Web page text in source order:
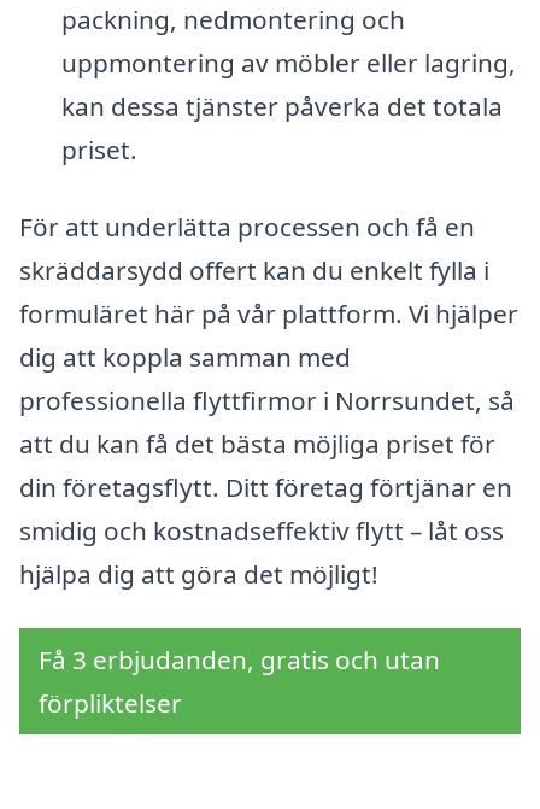
packning, nedmontering och
uppmontering av möbler eller lagring,
kan dessa tjänster påverka det totala
priset.
För att underlätta processen och få en
skräddarsydd offert kan du enkelt fylla i
formuläret här på vår plattform. Vi hjälper
dig att koppla samman med
professionella flyttfirmor i Norrsundet, så
att du kan få det bästa möjliga priset för
din företagsflytt. Ditt företag förtjänar en
smidig och kostnadseffektiv flytt – låt oss
hjälpa dig att göra det möjligt!
Få 3 erbjudanden, gratis och utan
förpliktelser